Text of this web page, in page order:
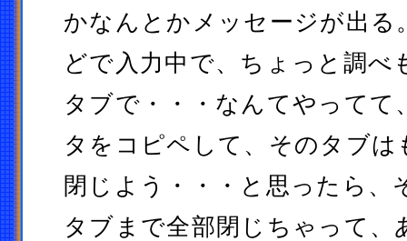
かなんとかメッセージが出る
どで入力中で、ちょっと調べ
タブで・・・なんてやってて
タをコピペして、そのタブ
閉じよう・・・と思ったら、
タブまで全部閉じちゃって、